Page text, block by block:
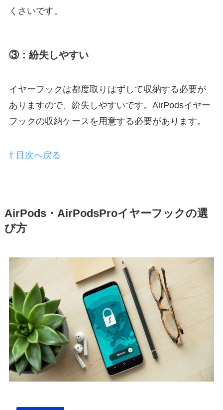
くさいです。
③：紛失しやすい
イヤーフックは都度取りはずして収納する必要が
ありますので、紛失しやすいです。AirPodsイヤー
フックの収納ケースを用意する必要があります。
⇧ 目次へ戻る
AirPods・AirPodsProイヤーフックの選
び方